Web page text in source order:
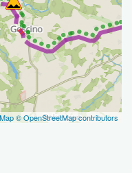
© OpenStreetMap contributors